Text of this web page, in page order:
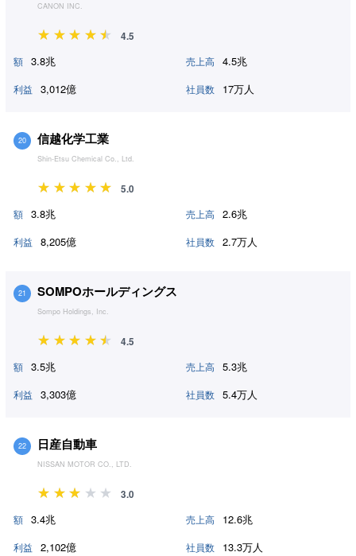
CANON INC.
4.5
額 3.8兆 売上高 4.5兆
利益 3,012億 社員数 17万人
20 信越化学工業
Shin-Etsu Chemical Co., Ltd.
5.0
額 3.8兆 売上高 2.6兆
利益 8,205億 社員数 2.7万人
21 SOMPOホールディングス
Sompo Holdings, Inc.
4.5
額 3.5兆 売上高 5.3兆
利益 3,303億 社員数 5.4万人
22 日産自動車
NISSAN MOTOR CO., LTD.
3.0
額 3.4兆 売上高 12.6兆
利益 2,102億 社員数 13.3万人